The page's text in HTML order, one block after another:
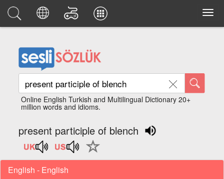
Online English Turkish and Multilingual Dictionary 20+
million words and idioms.
present participle of blench
English - English